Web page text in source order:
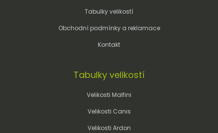
Tabulky velikostí
Obchodní podmínky a reklamace
Kontakt
Tabulky velikostí
Velikosti Malfini
Velikosti Canis
Velikosti Ardon